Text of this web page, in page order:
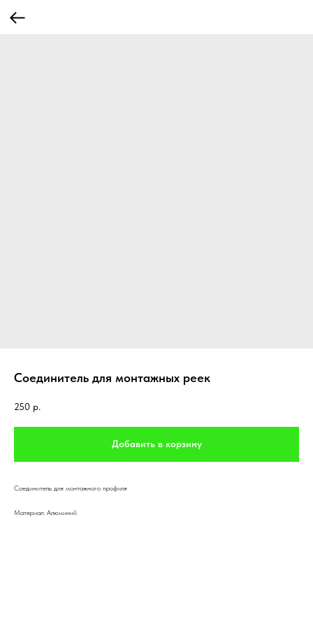
Соединитель для монтажных реек
250 р.
Добавить в корзину
Соединитель для монтажного профиля
Материал: Алюминий